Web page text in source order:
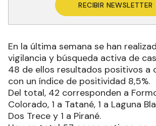
RECIBIR NEWSLETTER
En la última semana se han
vigilancia y búsqueda activa de
48 de ellos resultados positivos a
con un índice de positividad 8,5%.
Del total, 42 corresponden a
Colorado, 1 a Tatané, 1 a Laguna
Dos Trece y 1 a Pirané.